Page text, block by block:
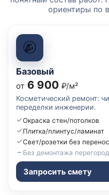
ориентиры по
Базовый
от 6 900 ₽/м²
Косметический ремонт:
переделки инженерии.
Окраска стен/потолков
Плитка/плинтус/ламинат
Свет/розетки без
Без демонтажа
Запросить смету